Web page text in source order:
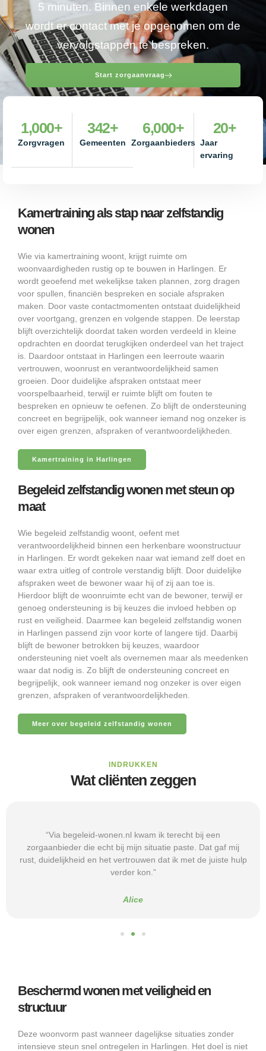
5 minuten. Binnen enkele werkdagen
wordt er contact met je opgenomen om de
vervolgstappen te bespreken.
Start zorgaanvraag
Zorgvragen
1,000+
Gemeenten
342+
Zorgaanbieders
6,000+
Jaar
ervaring
20+
Kamertraining als stap naar zelfstandig
wonen
Wie via kamertraining woont, krijgt ruimte om
woonvaardigheden rustig op te bouwen in Harlingen. Er
wordt geoefend met wekelijkse taken plannen, zorg dragen
voor spullen, financiën bespreken en sociale afspraken
maken. Door vaste contactmomenten ontstaat duidelijkheid
over voortgang, grenzen en volgende stappen. De leerstap
blijft overzichtelijk doordat taken worden verdeeld in kleine
opdrachten en doordat terugkijken onderdeel van het traject
is. Daardoor ontstaat in Harlingen een leerroute waarin
vertrouwen, woonrust en verantwoordelijkheid samen
groeien. Door duidelijke afspraken ontstaat meer
voorspelbaarheid, terwijl er ruimte blijft om fouten te
bespreken en opnieuw te oefenen. Zo blijft de ondersteuning
concreet en begrijpelijk, ook wanneer iemand nog onzeker is
over eigen grenzen, afspraken of verantwoordelijkheden.
Kamertraining in Harlingen
Begeleid zelfstandig wonen met steun op
maat
Wie begeleid zelfstandig woont, oefent met
verantwoordelijkheid binnen een herkenbare woonstructuur
in Harlingen. Er wordt gekeken naar wat iemand zelf doet en
waar extra uitleg of controle verstandig blijft. Door duidelijke
afspraken weet de bewoner waar hij of zij aan toe is.
Hierdoor blijft de woonruimte echt van de bewoner, terwijl er
genoeg ondersteuning is bij keuzes die invloed hebben op
rust en veiligheid. Daarmee kan begeleid zelfstandig wonen
in Harlingen passend zijn voor korte of langere tijd. Daarbij
blijft de bewoner betrokken bij keuzes, waardoor
ondersteuning niet voelt als overnemen maar als meedenken
waar dat nodig is. Zo blijft de ondersteuning concreet en
begrijpelijk, ook wanneer iemand nog onzeker is over eigen
grenzen, afspraken of verantwoordelijkheden.
Meer over begeleid zelfstandig wonen
INDRUKKEN
Wat cliënten zeggen
“Via begeleid-wonen.nl kwam ik terecht bij een
zorgaanbieder die echt bij mijn situatie paste. Dat gaf mij
rust, duidelijkheid en het vertrouwen dat ik met de juiste hulp
verder kon.”
Alice
Beschermd wonen met veiligheid en
structuur
Deze woonvorm past wanneer dagelijkse situaties zonder
intensieve steun snel ontregelen in Harlingen. Het doel is niet